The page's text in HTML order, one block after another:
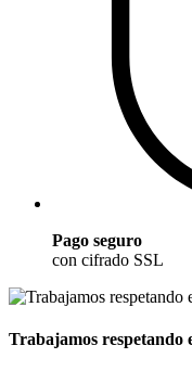
Pago seguro
con cifrado SSL
Trabajamos respetando